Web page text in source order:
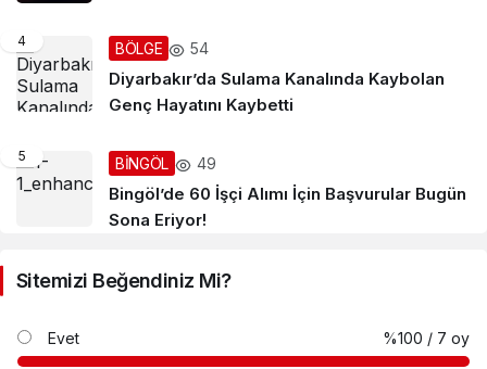
4 BÖLGE 54
Diyarbakır’da Sulama Kanalında Kaybolan
Genç Hayatını Kaybetti
5 BİNGÖL 49
Bingöl’de 60 İşçi Alımı İçin Başvurular Bugün
Sona Eriyor!
Sitemizi Beğendiniz Mi?
Evet %100 / 7 oy